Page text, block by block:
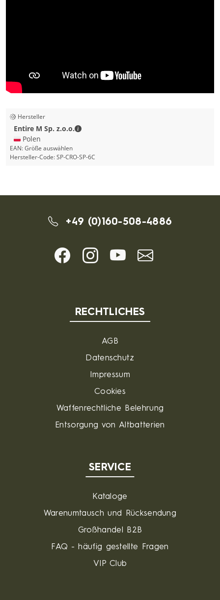
Hersteller
Entire M Sp. z.o.o.
Entire M Sp. z.o.o. - Kontaktdaten
🇵🇱 Polen
EAN:Größe auswählen
Hersteller-Code:SP-CRO-SP-6C
+49 (0)160-508-4886
RECHTLICHES
AGB
Datenschutz
Impressum
Cookies
Waffenrechtliche Belehrung
Entsorgung von Altbatterien
SERVICE
Kataloge
Warenumtausch und Rücksendung
Großhandel B2B
FAQ - häufig gestellte Fragen
VIP Club